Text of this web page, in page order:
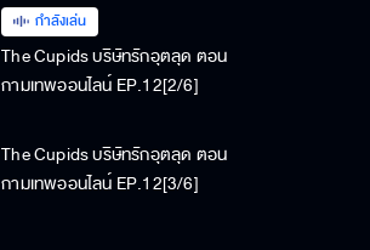
กำลังเล่น
The Cupids บริษัทรักอุตลุด ตอน
กามเทพออนไลน์ EP.12[2/6]
The Cupids บริษัทรักอุตลุด ตอน
กามเทพออนไลน์ EP.12[3/6]